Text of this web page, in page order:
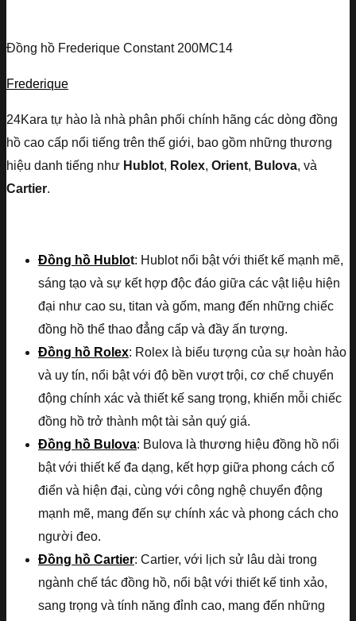
Đồng hồ Frederique Constant 200MC14
Frederique
24Kara tự hào là nhà phân phối chính hãng các dòng đồng
hồ cao cấp nổi tiếng trên thế giới, bao gồm những thương
hiệu danh tiếng như Hublot, Rolex, Orient, Bulova, và
Cartier.
Đồng hồ Hublot: Hublot nổi bật với thiết kế mạnh mẽ,
sáng tạo và sự kết hợp độc đáo giữa các vật liệu hiện
đại như cao su, titan và gốm, mang đến những chiếc
đồng hồ thể thao đẳng cấp và đầy ấn tượng.
Đồng hồ Rolex: Rolex là biểu tượng của sự hoàn hảo
và uy tín, nổi bật với độ bền vượt trội, cơ chế chuyển
động chính xác và thiết kế sang trọng, khiến mỗi chiếc
đồng hồ trở thành một tài sản quý giá.
Đồng hồ Bulova: Bulova là thương hiệu đồng hồ nổi
bật với thiết kế đa dạng, kết hợp giữa phong cách cổ
điển và hiện đại, cùng với công nghệ chuyển động
mạnh mẽ, mang đến sự chính xác và phong cách cho
người đeo.
Đồng hồ Cartier: Cartier, với lịch sử lâu dài trong
ngành chế tác đồng hồ, nổi bật với thiết kế tinh xảo,
sang trọng và tính năng đỉnh cao, mang đến những